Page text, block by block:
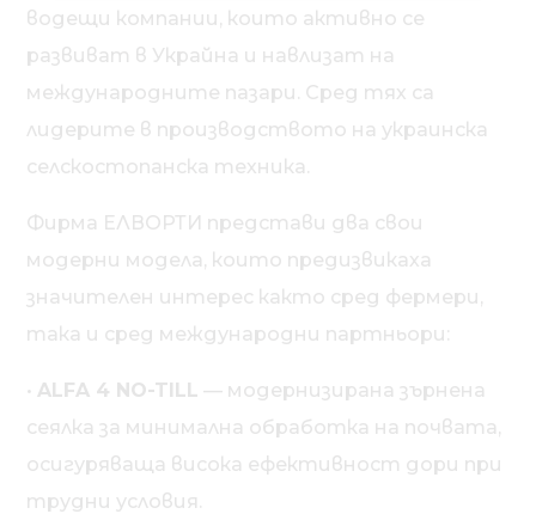
водещи компании, които активно се
развиват в Украйна и навлизат на
международните пазари. Сред тях са
лидерите в производството на украинска
селскостопанска техника.
Фирма ЕЛВОРТИ представи два свои
модерни модела, които предизвикаха
значителен интерес както сред фермери,
така и сред международни партньори:
• ALFA 4 NO-TILL — модернизирана зърнена
сеялка за минимална обработка на почвата,
осигуряваща висока ефективност дори при
трудни условия.